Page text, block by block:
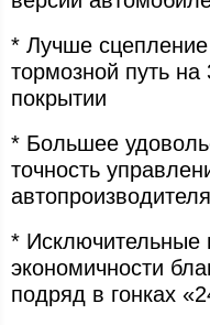
* Лучше
тормозной путь
покрытии
* Большее
точность
* Исключительные
экономичности
подряд в гонках